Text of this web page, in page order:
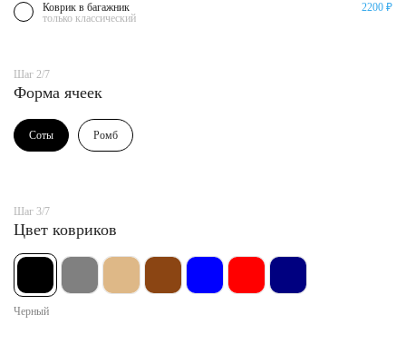
Коврик в багажник
только классический
2200 ₽
Шаг 2/7
Форма ячеек
Соты Ромб
Шаг 3/7
Цвет ковриков
Черный